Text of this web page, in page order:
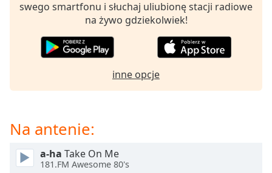
and
the
window.
swego smartfonu i słuchaj uliubionę stacji radiowe
na żywo gdziekolwiek!
inne opcje
Na antenie:
a-ha Take On Me
181.FM Awesome 80's